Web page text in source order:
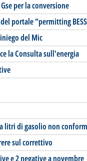
per la conversione
portale “permitting
del Mic
la Consulta sull'energia
litri di gasolio non
sul correttivo
e 2 negative a novembre